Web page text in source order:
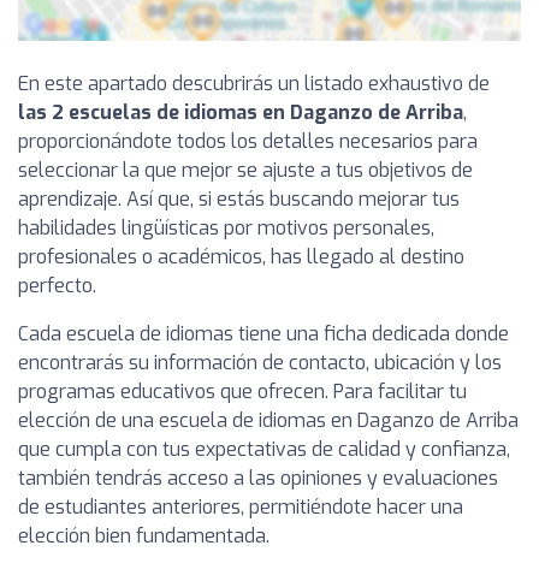
En este apartado descubrirás un listado exhaustivo de
las 2 escuelas de idiomas en Daganzo de Arriba,
proporcionándote todos los detalles necesarios para
seleccionar la que mejor se ajuste a tus objetivos de
aprendizaje. Así que, si estás buscando mejorar tus
habilidades lingüísticas por motivos personales,
profesionales o académicos, has llegado al destino
perfecto.
Cada escuela de idiomas tiene una ficha dedicada donde
encontrarás su información de contacto, ubicación y los
programas educativos que ofrecen. Para facilitar tu
elección de una escuela de idiomas en Daganzo de Arriba
que cumpla con tus expectativas de calidad y confianza,
también tendrás acceso a las opiniones y evaluaciones
de estudiantes anteriores, permitiéndote hacer una
elección bien fundamentada.